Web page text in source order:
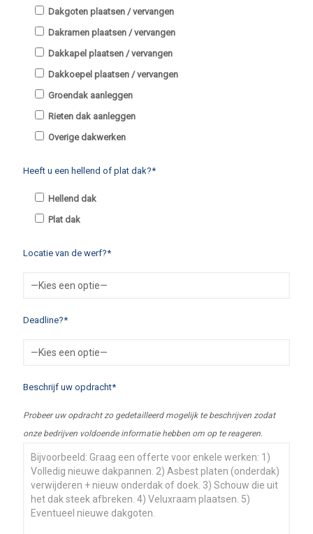
Dakgoten plaatsen / vervangen
Dakramen plaatsen / vervangen
Dakkapel plaatsen / vervangen
Dakkoepel plaatsen / vervangen
Groendak aanleggen
Rieten dak aanleggen
Overige dakwerken
Heeft u een hellend of plat dak?*
Hellend dak
Plat dak
Locatie van de werf?*
Deadline?*
Beschrijf uw opdracht*
Probeer uw opdracht zo gedetailleerd mogelijk te beschrijven zodat
onze bedrijven voldoende informatie hebben om op te reageren.